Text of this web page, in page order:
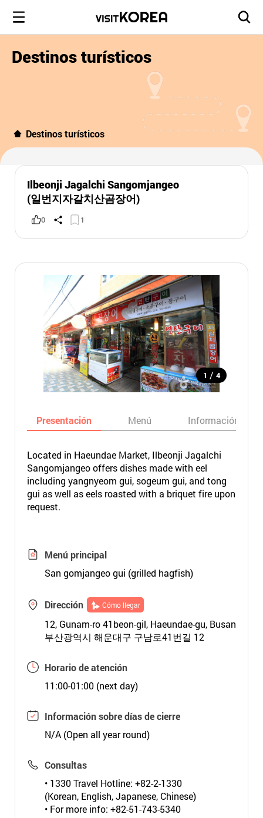
Destinos turísticos
Destinos turísticos
Ilbeonji Jagalchi Sangomjangeo
(일번지자갈치산곰장어)
0 1
1 / 4
Presentación Menú Información
Located in Haeundae Market, Ilbeonji Jagalchi
Sangomjangeo offers dishes made with eel
including yangnyeom gui, sogeum gui, and tong
gui as well as eels roasted with a briquet fire upon
request.
Menú principal
San gomjangeo gui (grilled hagfish)
Dirección Cómo llegar
12, Gunam-ro 41beon-gil, Haeundae-gu, Busan
부산광역시 해운대구 구남로41번길 12
Horario de atención
11:00-01:00 (next day)
Información sobre días de cierre
N/A (Open all year round)
Consultas
• 1330 Travel Hotline: +82-2-1330
(Korean, English, Japanese, Chinese)
• For more info: +82-51-743-5340